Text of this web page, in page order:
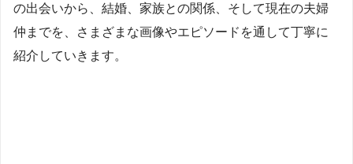
の出会いから、結婚、家族との関係、そして現在の夫婦
仲までを、さまざまな画像やエピソードを通して丁寧に
紹介していきます。